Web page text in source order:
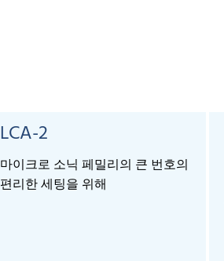
LCA-2
마이크로 소닉 페밀리의 큰 번호의
편리한 세팅을 위해